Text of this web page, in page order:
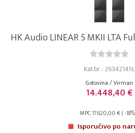
HK Audio LINEAR 5 MKII LTA
Kat.br. : 26342145L
Gotovina / Virman
14.448,40 €
MPC 17.620,00 € ( -
Isporučivo po